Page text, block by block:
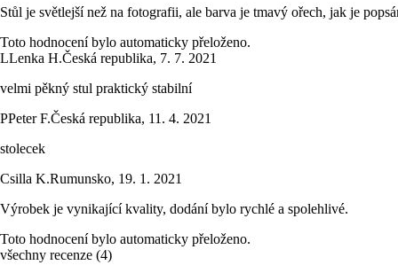
Stůl je světlejší než na fotografii, ale barva je tmavý ořech, jak je
Toto hodnocení bylo automaticky přeloženo.
LLenka H.Česká republika, 7. 7. 2021
velmi pěkný stul praktický stabilní
PPeter F.Česká republika, 11. 4. 2021
stolecek
Csilla K.Rumunsko, 19. 1. 2021
Výrobek je vynikající kvality, dodání bylo rychlé a spolehlivé.
Toto hodnocení bylo automaticky přeloženo.
všechny recenze (4)